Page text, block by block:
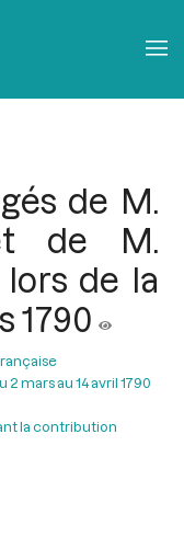
de M.
de M.
de la
1790
2 mars au 14 avril 1790
la contribution